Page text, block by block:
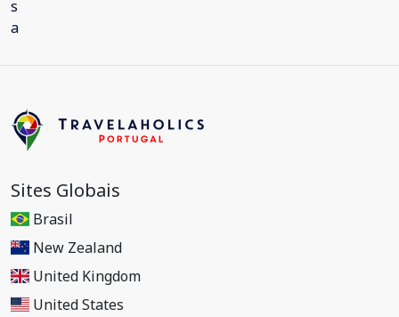
Sites Globais
Brasil
New Zealand
United Kingdom
United States